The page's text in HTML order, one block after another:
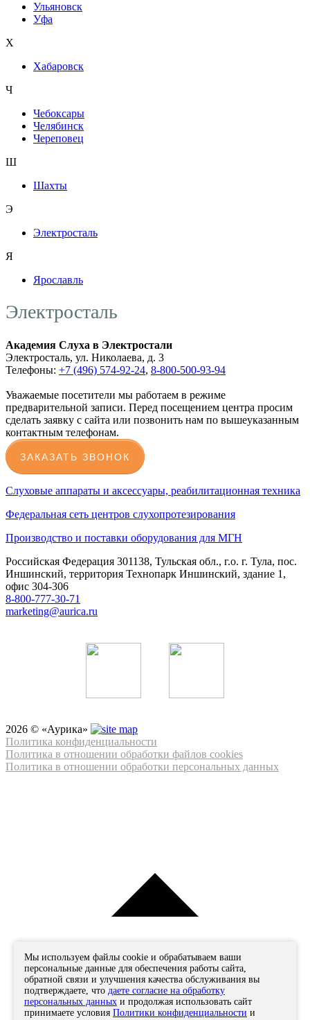
Ульяновск
Уфа
Х
Хабаровск
Ч
Чебоксары
Челябинск
Череповец
Ш
Шахты
Э
Электросталь
Я
Ярославль
Электросталь
Академия Слуха в Электростали
Электросталь, ул. Николаева, д. 3
Телефоны: +7 (496) 574-92-24, 8-800-500-93-94
Уважаемые посетители мы работаем в режиме
предварительной записи. Перед посещением центра просим
сделать заявку с сайта или позвонить нам по вышеуказанным
контактным телефонам.
ЗАКАЗАТЬ ЗВОНОК
Слуховые аппараты и аксессуары, реабилитационная техника
Федеральная сеть центров слухопротезирования
Производство и поставки оборудования для МГН
Российская Федерация 301138, Тульская обл., г.о. г. Тула, пос.
Иншинский, территория Технопарк Иншинский, здание 1,
офис 304-306
8-800-777-30-71
marketing@aurica.ru
2026 © «Аурика»
Политика конфиденциальности
Политика в отношении обработки файлов cookies
Политика в отношении обработки персональных данных
Мы используем файлы cookie и обрабатываем ваши
персональные данные для обеспечения работы сайта,
обратной связи и улучшения качества обслуживания вы
подтверждаете, что даете согласие на обработку
персональных данных и продолжая использовать сайт
принимаете условия Политики конфиденциальности и